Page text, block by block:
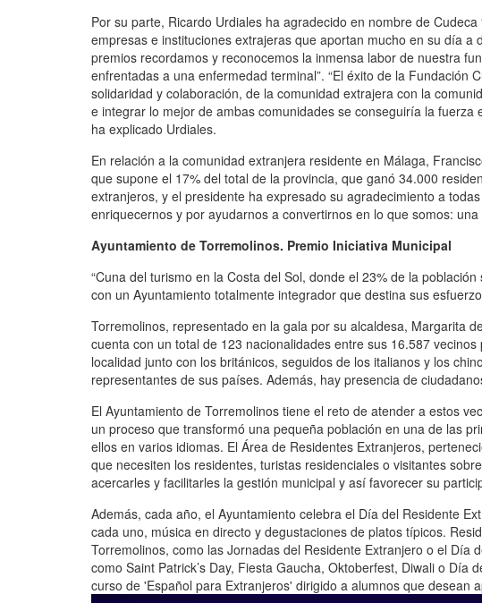
Por su parte, Ricardo Urdiales ha agradecido en nombre de
empresas e instituciones extrajeras que aportan mucho en su día
premios recordamos y reconocemos la inmensa labor de nuestra
enfrentadas a una enfermedad terminal”. “El éxito de la
solidaridad y colaboración, de la comunidad extrajera con la
e integrar lo mejor de ambas comunidades se conseguiría la
ha explicado Urdiales.
En relación a la comunidad extranjera residente en Málaga,
que supone el 17% del total de la provincia, que ganó 34.000
extranjeros, y el presidente ha expresado su agradecimiento a
enriquecernos y por ayudarnos a convertirnos en lo que somos:
Ayuntamiento de Torremolinos. Premio Iniciativa Municipal
“Cuna del turismo en la Costa del Sol, donde el 23% de la
con un Ayuntamiento totalmente integrador que destina sus
Torremolinos, representado en la gala por su alcaldesa, Margarita
cuenta con un total de 123 nacionalidades entre sus 16.587
localidad junto con los británicos, seguidos de los italianos y los
representantes de sus países. Además, hay presencia de
El Ayuntamiento de Torremolinos tiene el reto de atender a estos
un proceso que transformó una pequeña población en una de las
ellos en varios idiomas. El Área de Residentes Extranjeros,
que necesiten los residentes, turistas residenciales o visitantes
acercarles y facilitarles la gestión municipal y así favorecer su
Además, cada año, el Ayuntamiento celebra el Día del Residente
cada uno, música en directo y degustaciones de platos típicos.
Torremolinos, como las Jornadas del Residente Extranjero o el
como Saint Patrick’s Day, Fiesta Gaucha, Oktoberfest, Diwali o
curso de 'Español para Extranjeros' dirigido a alumnos que desean